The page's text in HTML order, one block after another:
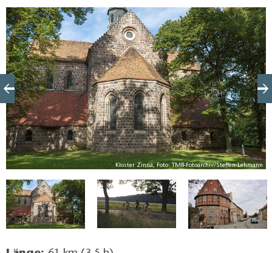
Kloster Zinna, Foto: TMB-Fotoarchiv/Steffen Lehmann